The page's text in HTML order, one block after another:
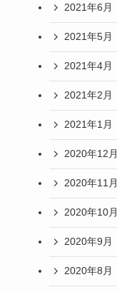
2021年6月
2021年5月
2021年4月
2021年2月
2021年1月
2020年12月
2020年11月
2020年10月
2020年9月
2020年8月